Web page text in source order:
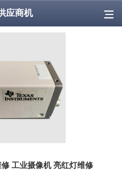
应商机
工业摄像机 亮红灯维修